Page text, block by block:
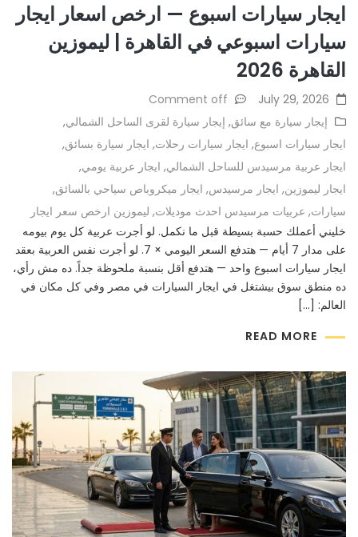
ايجار سيارات اسبوع — ارخص اسعار ايجار
سيارات اسبوعي في القاهرة | ليموزين
القاهرة 2026
July 29, 2026
إيجار سيارة مع سائق, إيجار سيارة لقرى الساحل الشمالي,
ايجار سيارات اسبوع, ايجار سيارات رحلات, ايجار سيارة بسائق,
ايجار عربية مرسيدس للساحل الشمالي, ايجار عربية يومي,
ايجار ليموزين, ايجار مرسيدس, ايجار ميكروباص سياحي بالسائق,
سيارات, عربيات مرسيدس احدث موديلات, ليموزين ارخص سعر ايجار
Comment off
خليني أعملك حسبة بسيطة قبل ما نكمل. لو أجرت عربية كل يوم بيومه
على مدار 7 أيام — هتدفع السعر اليومي × 7. لو أجرت نفس العربية بعقد
ايجار سيارات اسبوع واحد — هتدفع أقل بنسبة ملحوظة جداً. ده مش رأي،
ده منطق سوق بيشتغل في ايجار السيارات في مصر وفي كل مكان في
العالم: […]
READ MORE